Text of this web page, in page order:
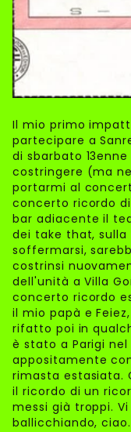
Il mio primo
partecipare a
di sbarbato
costringere (ma
portarmi al
concerto ricordo
bar adiacente il
dei take that,
soffermarsi,
costrinsi
dell'unità a Villa
concerto ricordo
il mio papà e
rifatto poi in
è stato a Parigi
appositamente
rimasta estasiata.
il ricordo di un
messi già troppi.
ballicchiando, ciao.